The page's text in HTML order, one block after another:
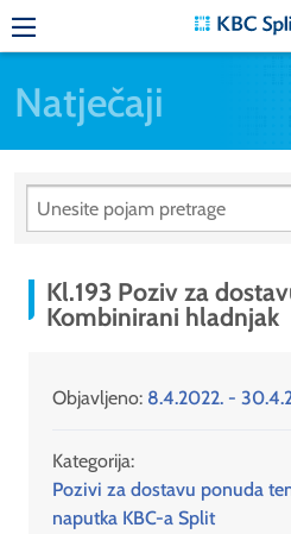
Natječaji
Kl.193 Poziv za
Kombinirani hladnjak
Objavljeno: 8.4.2022. -
Kategorija:
Pozivi za dostavu ponuda
naputka KBC-a Split